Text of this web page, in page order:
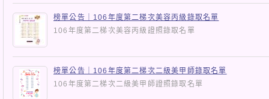
榜單公告｜106年度第二梯次美容丙級錄取名單
106年度第二梯次美容丙級證照錄取名單
榜單公告｜106年度第二梯次二級美甲師錄取名單
106年度第二梯次二級美甲師證照錄取名單